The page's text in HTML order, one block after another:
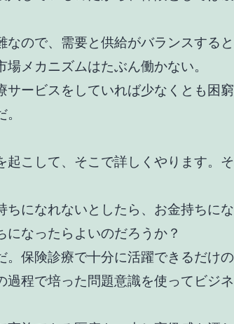
なので、需要と供給がバランスすると
メカニズムはたぶん働かない。
サービスをしていれば少なくとも困窮
起こして、そこで詳しくやります。そ
ちになれないとしたら、お金持ちにな
になったらよいのだろうか？
。保険診療で十分に活躍できるだけの
程で培った問題意識を使ってビジネ